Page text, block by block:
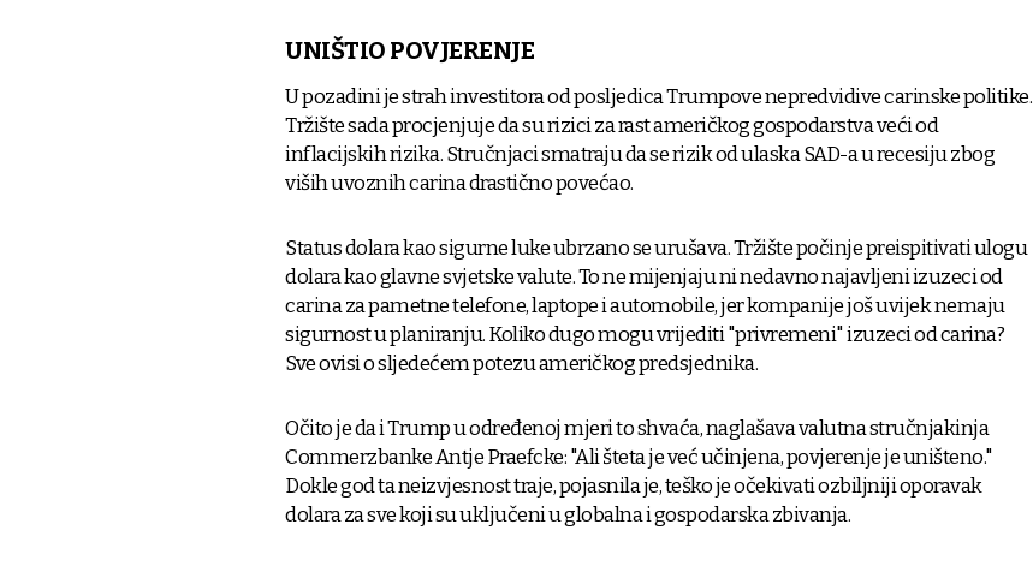
UNIŠTIO POVJERENJE
U pozadini je strah investitora od posljedica Trumpove nepredvidive carinske politike.
Tržište sada procjenjuje da su rizici za rast američkog gospodarstva veći od
inflacijskih rizika. Stručnjaci smatraju da se rizik od ulaska SAD-a u recesiju zbog
viših uvoznih carina drastično povećao.
Status dolara kao sigurne luke ubrzano se urušava. Tržište počinje preispitivati ulogu
dolara kao glavne svjetske valute. To ne mijenjaju ni nedavno najavljeni izuzeci od
carina za pametne telefone, laptope i automobile, jer kompanije još uvijek nemaju
sigurnost u planiranju. Koliko dugo mogu vrijediti "privremeni" izuzeci od carina?
Sve ovisi o sljedećem potezu američkog predsjednika.
Očito je da i Trump u određenoj mjeri to shvaća, naglašava valutna stručnjakinja
Commerzbanke Antje Praefcke: "Ali šteta je već učinjena, povjerenje je uništeno."
Dokle god ta neizvjesnost traje, pojasnila je, teško je očekivati ozbiljniji oporavak
dolara za sve koji su uključeni u globalna i gospodarska zbivanja.